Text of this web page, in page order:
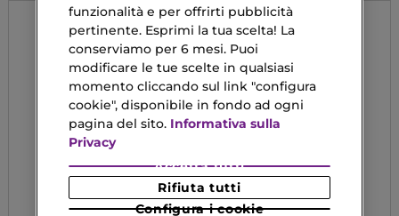
funzionalità e per offrirti pubblicità
pertinente. Esprimi la tua scelta! La
conserviamo per 6 mesi. Puoi
modificare le tue scelte in qualsiasi
momento cliccando sul link "configura
cookie", disponibile in fondo ad ogni
pagina del sito. Informativa sulla
Privacy
Configura i cookie
Rifiuta tutti
Accetta tutti